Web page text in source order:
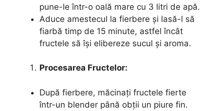
pune-le într-o oală mare cu 3 litri de apă.
Aduce amestecul la fierbere și lasă-l să
fiarbă timp de 15 minute, astfel încât
fructele să își elibereze sucul și aroma.
Procesarea Fructelor:
După fierbere, măcinați fructele fierte
într-un blender până obții un piure fin.